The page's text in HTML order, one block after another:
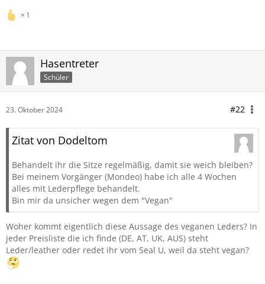
1
Hasentreter
Schüler
23. Oktober 2024 #22
Zitat von Dodeltom
Behandelt ihr die Sitze regelmäßig, damit sie weich bleiben?
Bei meinem Vorgänger (Mondeo) habe ich alle 4 Wochen
alles mit Lederpflege behandelt.
Bin mir da unsicher wegen dem "Vegan"
Woher kommt eigentlich diese Aussage des veganen Leders? In
jeder Preisliste die ich finde (DE, AT, UK, AUS) steht
Leder/leather oder redet ihr vom Seal U, weil da steht vegan?